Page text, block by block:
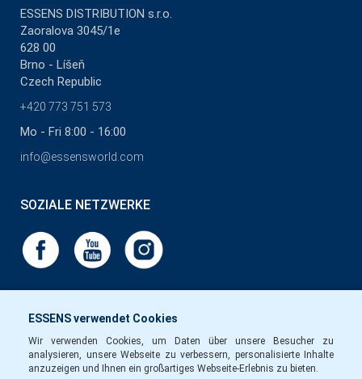
ESSENS verwendet Cookies
Wir verwenden Cookies, um Daten über unsere Besucher zu
analysieren, unsere Webseite zu verbessern, personalisierte Inhalte
anzuzeigen und Ihnen ein großartiges Webseite-Erlebnis zu bieten.
ESSENS DISTRIBUTION s.r.o.
Zaoralova 3045/1e
628 00
Brno - Líšeň
Czech Republic
+420 773 751 573
Mo - Fri 8:00 - 16:00
info@essensworld.com
SOZIALE NETZWERKE